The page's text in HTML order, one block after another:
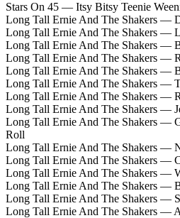
Stars On 45 — Itsy Bitsy Teenie
Long Tall Ernie And The Shakers —
Long Tall Ernie And The Shakers —
Long Tall Ernie And The Shakers —
Long Tall Ernie And The Shakers —
Long Tall Ernie And The Shakers —
Long Tall Ernie And The Shakers —
Long Tall Ernie And The Shakers —
Long Tall Ernie And The Shakers —
Long Tall Ernie And The Shakers —
Roll
Long Tall Ernie And The Shakers —
Long Tall Ernie And The Shakers —
Long Tall Ernie And The Shakers —
Long Tall Ernie And The Shakers —
Long Tall Ernie And The Shakers —
Long Tall Ernie And The Shakers —